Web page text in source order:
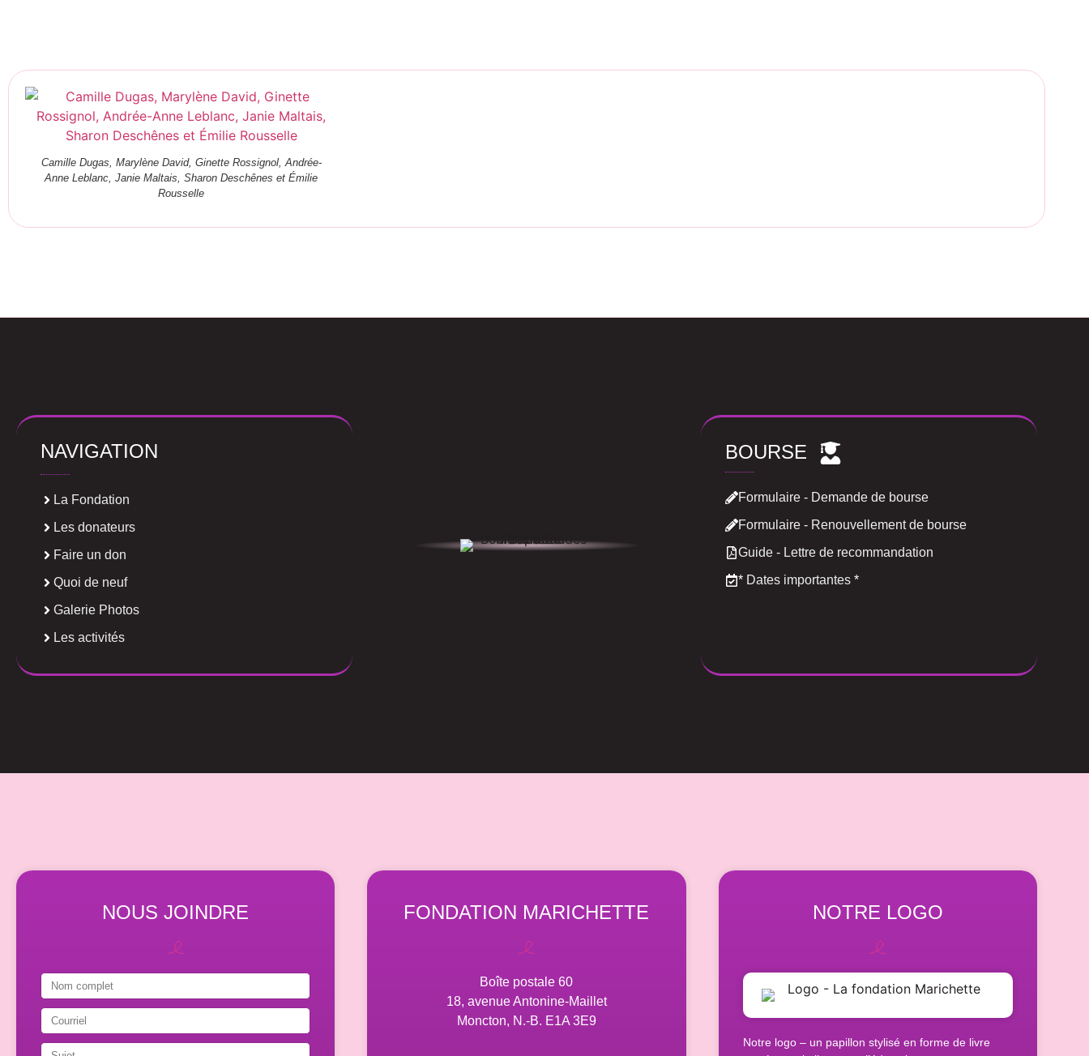
Camille Dugas, Marylène David, Ginette Rossignol, Andrée-
Anne Leblanc, Janie Maltais, Sharon Deschênes et Émilie
Rousselle
NAVIGATION
La Fondation
Les donateurs
Faire un don
Quoi de neuf
Galerie Photos
Les activités
BOURSE
Formulaire - Demande de bourse
Formulaire - Renouvellement de bourse
Guide - Lettre de recommandation
* Dates importantes *
NOUS JOINDRE FONDATION MARICHETTE
Boîte postale 60
18, avenue Antonine-Maillet
Moncton, N.-B. E1A 3E9
NOTRE LOGO
Notre logo – un papillon stylisé en forme de livre